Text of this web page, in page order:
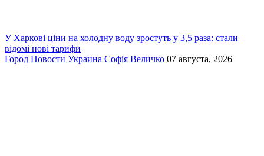
У Харкові ціни на холодну воду зростуть у 3,5 раза: стали
відомі нові тарифи
Город Новости Украина Софія Величко 07 августа, 2026